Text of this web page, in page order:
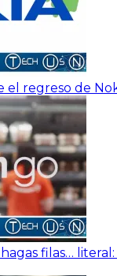
el regreso de
filas… literal: